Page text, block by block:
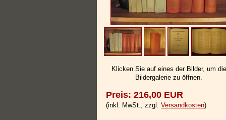
Klicken Sie auf eines der Bilder, um die
Bildergalerie zu öffnen.
Preis: 216,00 EUR
(inkl. MwSt., zzgl. Versandkosten)